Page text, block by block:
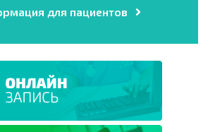
для пациентов